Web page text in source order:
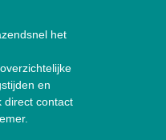
het
en
direct contact